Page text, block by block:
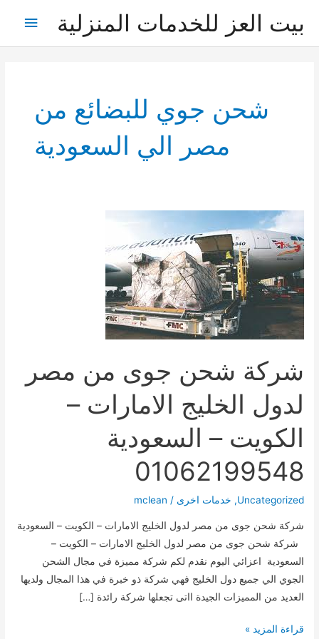
بيت العز للخدمات المنزلية
شحن جوي للبضائع من
مصر الي السعودية
شركة شحن جوى من مصر
لدول الخليج الامارات –
الكويت – السعودية
01062199548
Uncategorized
, خدمات اخرى /
mclean
شركة شحن جوى من مصر لدول الخليج الامارات – الكويت – السعودية
شركة شحن جوى من مصر لدول الخليج الامارات – الكويت –
السعودية اعزائي اليوم نقدم لكم شركة مميزة في مجال الشحن
الجوي الي جميع دول الخليج فهي شركة ذو خبرة في هذا المجال ولديها
العديد من المميزات الجيدة ااتى تجعلها شركة رائدة […]
شركة
قراءة المزيد »